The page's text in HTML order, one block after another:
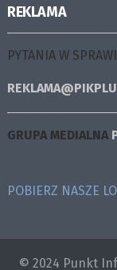
REKLAMA
PYTANIA W
GRUPA MEDIALNA
POBIERZ NASZE
© 2024 Punkt